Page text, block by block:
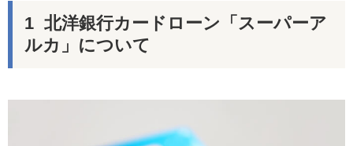
北洋銀行カードローン「スーパーア
ルカ」について